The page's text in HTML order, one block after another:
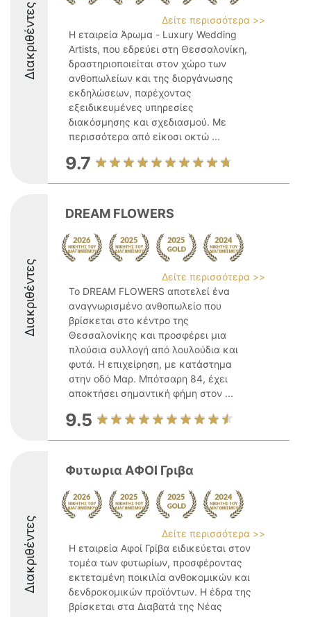
Διακριθέντες
Δείτε περισσότερα >>
Η εταιρεία Άρωμα - Luxury Wedding
Artists, που εδρεύει στη Θεσσαλονίκη,
δραστηριοποιείται στον χώρο των
ανθοπωλείων και της διοργάνωσης
εκδηλώσεων, παρέχοντας
εξειδικευμένες υπηρεσίες
διακόσμησης και σχεδιασμού. Με
περισσότερα από είκοσι οκτώ ...
9.7
Διακριθέντες
DREAM FLOWERS
Δείτε περισσότερα >>
Το DREAM FLOWERS αποτελεί ένα
αναγνωρισμένο ανθοπωλείο που
βρίσκεται στο κέντρο της
Θεσσαλονίκης και προσφέρει μια
πλούσια συλλογή από λουλούδια και
φυτά. H επιχείρηση, με κατάστημα
στην οδό Μαρ. Μπότσαρη 84, έχει
αποκτήσει σημαντική φήμη στον ...
9.5
Διακριθέντες
Φυτωρια ΑΦΟΙ Γριβα
Δείτε περισσότερα >>
Η εταιρεία Αφοί Γρίβα ειδικεύεται στον
τομέα των φυτωρίων, προσφέροντας
εκτεταμένη ποικιλία ανθοκομικών και
δενδροκομικών προϊόντων. Η έδρα της
βρίσκεται στα Διαβατά της Νέας